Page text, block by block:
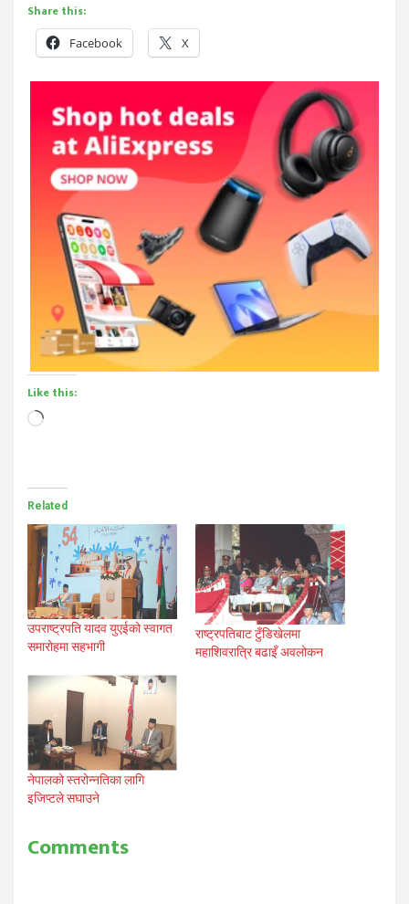
Share this:
Facebook X
Like this:
Loading…
Related
उपराष्ट्रपति यादव युएईको स्वागत
समारोहमा सहभागी
राष्ट्रपतिबाट टुँडिखेलमा
महाशिवरात्रि बढाइँ अवलोकन
नेपालको स्तरोन्नतिका लागि
इजिप्टले सघाउने
Comments